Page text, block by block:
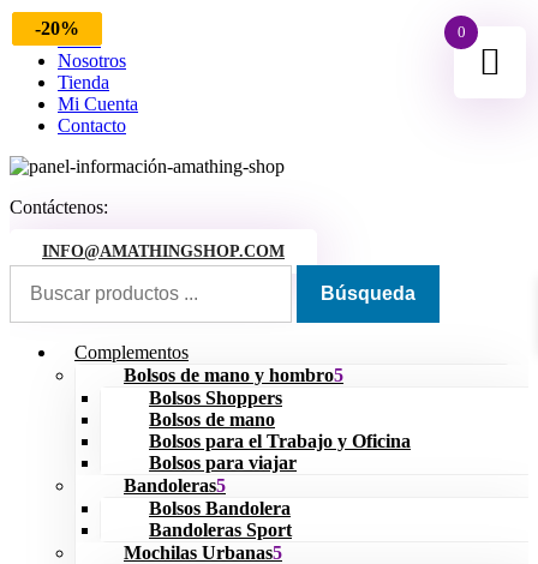
Inicio
Nosotros
Tienda
Mi Cuenta
Contacto
Contáctenos:
INFO@AMATHINGSHOP.COM
Complementos
Bolsos de mano y hombro
Bolsos Shoppers
Bolsos de mano
Bolsos para el Trabajo y Oficina
Bolsos para viajar
Bandoleras
Bolsos Bandolera
Bandoleras Sport
Mochilas Urbanas
-23%
-25%
-24%
-14%
-20% 0